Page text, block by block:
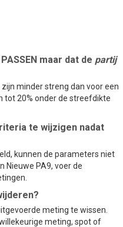
maar dat de partij
minder streng dan voor een
tot 20% onder de streefdikte
te wijzigen nadat
kunnen de parameters niet
Nieuwe PA9, voer de
meting te wissen.
meting, spot of